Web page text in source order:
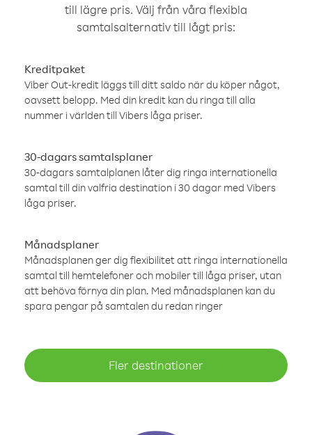
till lägre pris. Välj från våra flexibla
samtalsalternativ till lågt pris:
Kreditpaket
Viber Out-kredit läggs till ditt saldo när du köper något,
oavsett belopp. Med din kredit kan du ringa till alla
nummer i världen till Vibers låga priser.
30-dagars samtalsplaner
30-dagars samtalplanen låter dig ringa internationella
samtal till din valfria destination i 30 dagar med Vibers
låga priser.
Månadsplaner
Månadsplanen ger dig flexibilitet att ringa internationella
samtal till hemtelefoner och mobiler till låga priser, utan
att behöva förnya din plan. Med månadsplanen kan du
spara pengar på samtalen du redan ringer
Fler destinationer